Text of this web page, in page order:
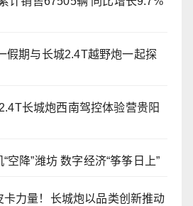
假期与长城2.4T越野炮一起探
长城炮西南驾控体验营贵阳
空降”潍坊 数字经济“筝筝日上”
力量！长城炮以品类创新推动